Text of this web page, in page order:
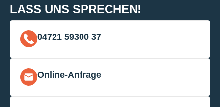
LASS UNS SPRECHEN!
04721 59300 37
Online-Anfrage